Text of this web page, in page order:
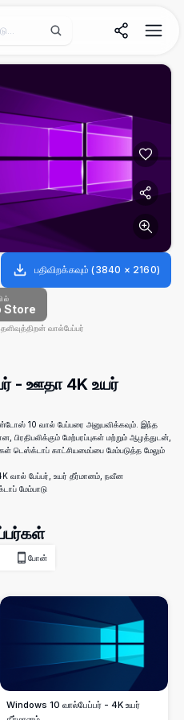
பதிவிறக்கவும் (3840 × 2160)
Store
வால்பேப்பர்
- ஊதா 4K உயர்
10 வால் பேப்பரை அனுபவிக்கவும். இந்த
மேற்பரப்புகள் மற்றும் ஆழத்துடன்,
டெஸ்க்டாப் காட்சியமைப்பை மேம்படுத்த மேலும்
வால் பேப்பர், உயர் தீர்மானம், நவீன
மேம்பாடு
போன்
Windows 10 வால்பேப்பர் - 4K உயர்